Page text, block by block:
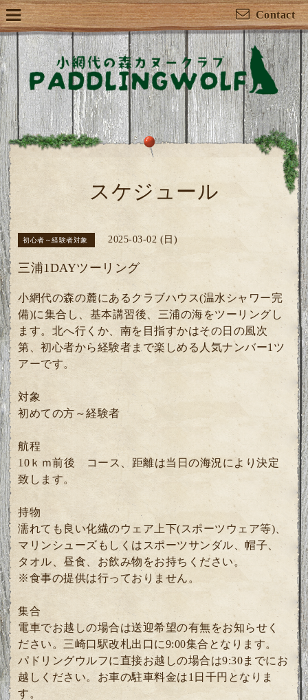
Contact
スケジュール
初心者～経験者対象 2025-03-02 (日)
三浦1DAYツーリング
小網代の森の麓にあるクラブハウス(温水シャワー完
備)に集合し、基本講習後、三浦の海をツーリングし
ます。北へ行くか、南を目指すかはその日の風次
第、初心者から経験者まで楽しめる人気ナンバー1ツ
アーです。
対象
初めての方～経験者
航程
10ｋｍ前後 コース、距離は当日の海況により決定
致します。
持物
濡れても良い化繊のウェア上下(スポーツウェア等)、
マリンシューズもしくはスポーツサンダル、帽子、
タオル、昼食、お飲み物をお持ちください。
※食事の提供は行っておりません。
集合
電車でお越しの場合は送迎希望の有無をお知らせく
ださい。三崎口駅改札出口に9:00集合となります。
パドリングウルフに直接お越しの場合は9:30までにお
越しください。お車の駐車料金は1日千円となりま
す。